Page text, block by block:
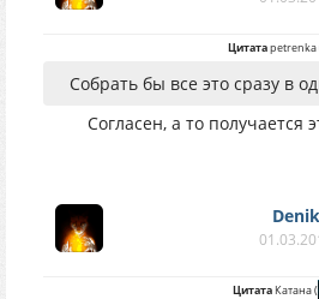
Цитатаpetrenka
Собрать бы все это сразу в
Согласен, а то получается
ЦитатаКатана(